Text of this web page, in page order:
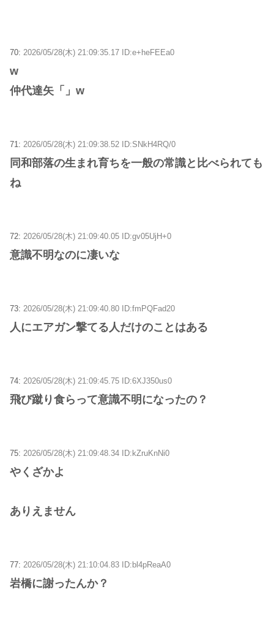
70: 2026/05/28(木) 21:09:35.17 ID:e+heFEEa0
w
仲代達矢「」w
71: 2026/05/28(木) 21:09:38.52 ID:SNkH4RQ/0
同和部落の生まれ育ちを一般の常識と比べられても
ね
72: 2026/05/28(木) 21:09:40.05 ID:gv05UjH+0
意識不明なのに凄いな
73: 2026/05/28(木) 21:09:40.80 ID:fmPQFad20
人にエアガン撃てる人だけのことはある
74: 2026/05/28(木) 21:09:45.75 ID:6XJ350us0
飛び蹴り食らって意識不明になったの？
75: 2026/05/28(木) 21:09:48.34 ID:kZruKnNi0
やくざかよ
ありえません
77: 2026/05/28(木) 21:10:04.83 ID:bl4pReaA0
岩橋に謝ったんか？